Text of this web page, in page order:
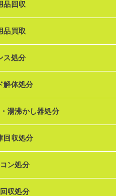
品回収
品買取
ス処分
解体処分
湯沸かし器処分
回収処分
ン処分
収処分